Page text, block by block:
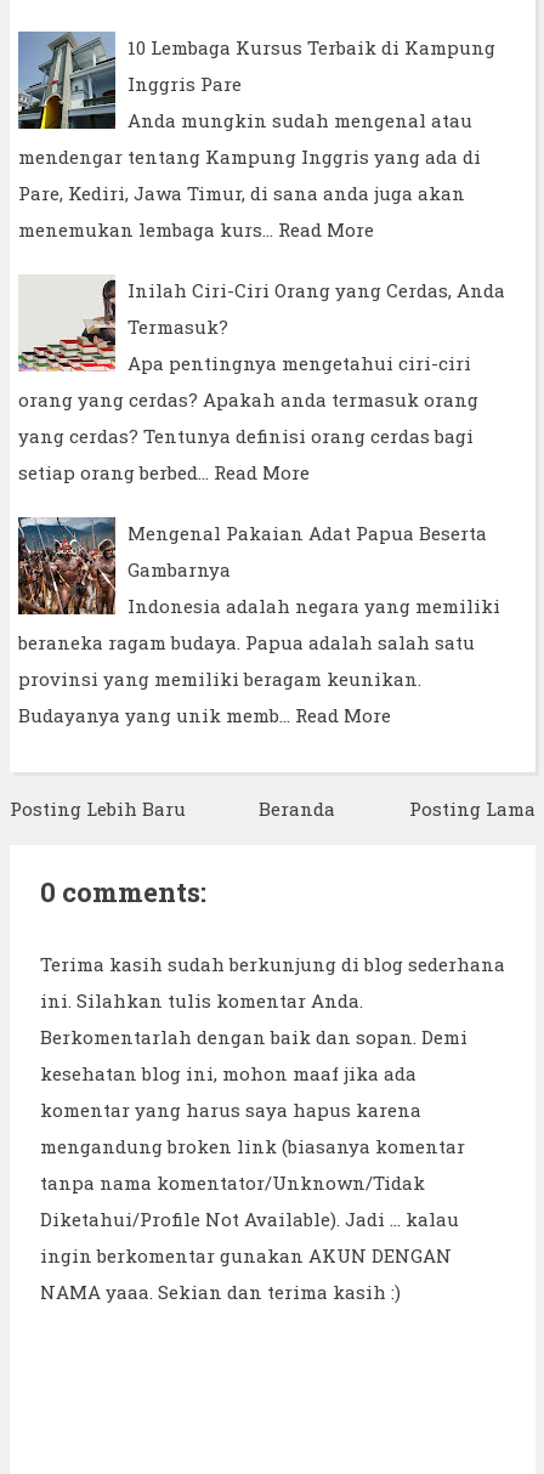
10 Lembaga Kursus Terbaik di Kampung
Inggris Pare
Anda mungkin sudah mengenal atau
mendengar tentang Kampung Inggris yang ada di
Pare, Kediri, Jawa Timur, di sana anda juga akan
menemukan lembaga kurs…
Read More
Inilah Ciri-Ciri Orang yang Cerdas, Anda
Termasuk?
Apa pentingnya mengetahui ciri-ciri
orang yang cerdas? Apakah anda termasuk orang
yang cerdas? Tentunya definisi orang cerdas bagi
setiap orang berbed…
Read More
Mengenal Pakaian Adat Papua Beserta
Gambarnya
Indonesia adalah negara yang memiliki
beraneka ragam budaya. Papua adalah salah satu
provinsi yang memiliki beragam keunikan.
Budayanya yang unik memb…
Read More
Posting Lebih Baru Posting Lama
Beranda
0 comments:
Terima kasih sudah berkunjung di blog sederhana
ini. Silahkan tulis komentar Anda.
Berkomentarlah dengan baik dan sopan. Demi
kesehatan blog ini, mohon maaf jika ada
komentar yang harus saya hapus karena
mengandung broken link (biasanya komentar
tanpa nama komentator/Unknown/Tidak
Diketahui/Profile Not Available). Jadi ... kalau
ingin berkomentar gunakan AKUN DENGAN
NAMA yaaa. Sekian dan terima kasih :)